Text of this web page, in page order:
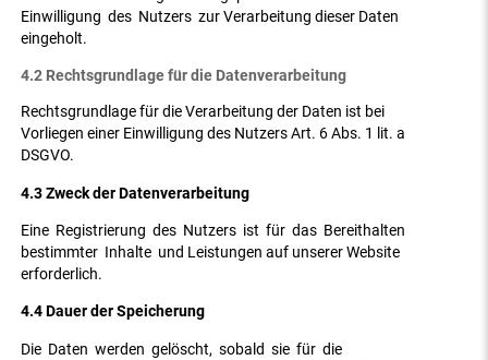
Einwilligung des Nutzers zur Verarbeitung dieser Daten
eingeholt.
4.2 Rechtsgrundlage für die Datenverarbeitung
Rechtsgrundlage für die Verarbeitung der Daten ist bei
Vorliegen einer Einwilligung des Nutzers Art. 6 Abs. 1 lit. a
DSGVO.
4.3 Zweck der Datenverarbeitung
Eine Registrierung des Nutzers ist für das Bereithalten
bestimmter Inhalte und Leistungen auf unserer Website
erforderlich.
4.4 Dauer der Speicherung
Die Daten werden gelöscht, sobald sie für die